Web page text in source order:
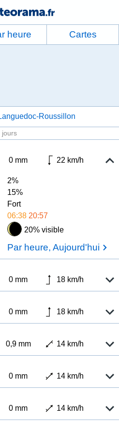
heure Cartes
Roussillon
jours
0 mm 22 km/h
2%
15%
Fort
06:38 20:57
20% visible
Par heure, Aujourd'hui
0 mm 18 km/h
0 mm 18 km/h
0,9 mm 14 km/h
0 mm 14 km/h
0 mm 14 km/h